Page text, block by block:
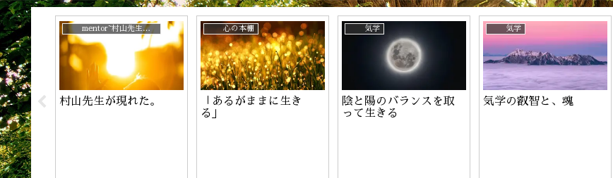
じ？ ーのお申込み
mentor~村山先生と。
村山先生が現れた。
心の本棚
「あるがままに生き
る」
気学
陰と陽のバランスを取
って生きる
気学
気学の叡智と、魂